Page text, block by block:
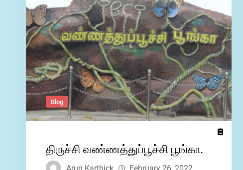
Blog
திருச்சி வண்ணத்துப்பூச்சி பூங்கா.